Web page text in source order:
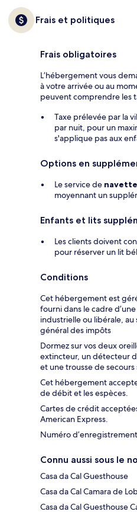
Frais et politiques
Frais obligatoires
L’hébergement vous
à votre arrivée ou au
peuvent comprendre les
Taxe prélevée par la
par nuit, pour un
s'applique pas aux
Options en
Le service de
moyennant un
Enfants et lits
Les clients doivent
pour réserver un lit
Conditions
Cet hébergement est
fourni dans le cadre
industrielle ou libérale, au
général des impôts
Dormez sur vos deux
extincteur, un détecteur
et une trousse de secours
Cet hébergement
de débit et les espèces.
Cartes de crédit
American Express.
Numéro
Connu aussi sous le
Casa da Cal Guesthouse
Casa da Cal Camara de
Casa da Cal Guesthouse